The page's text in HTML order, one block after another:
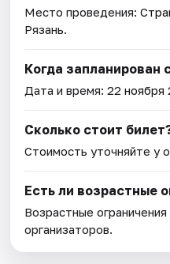
Место проведения:
Рязань.
Когда запланирован
Дата и время:22 ноября
Сколько стоит
Стоимость уточняйте у
Есть ли возрастные
Возрастные
организаторов.